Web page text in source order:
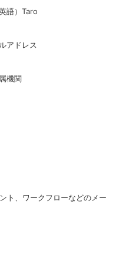
語）Taro
アドレス
機関
ト、ワークフローなどのメー